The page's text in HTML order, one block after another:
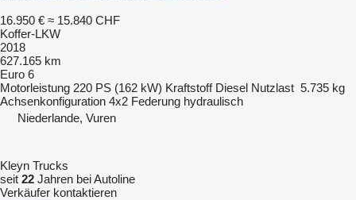
16.950 € ≈ 15.840 CHF
Koffer-LKW
2018
627.165 km
Euro 6
Motorleistung 220 PS (162 kW) Kraftstoff Diesel Nutzlast 5.735 kg
Achsenkonfiguration 4x2 Federung hydraulisch
Niederlande, Vuren
Kleyn Trucks
seit 22 Jahren bei Autoline
Verkäufer kontaktieren